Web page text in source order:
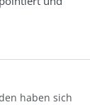
haben sich